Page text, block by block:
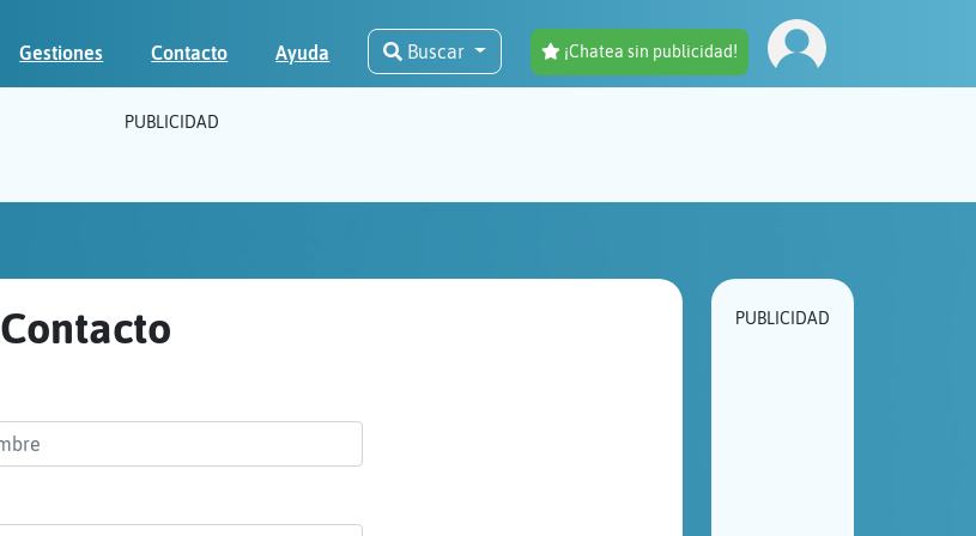
Gestiones Contacto Ayuda Buscar ¡Chatea sin publicidad!
PUBLICIDAD
Contacto PUBLICIDAD